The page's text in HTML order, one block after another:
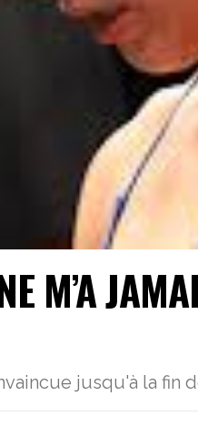
M’A
jusqu'à la fin